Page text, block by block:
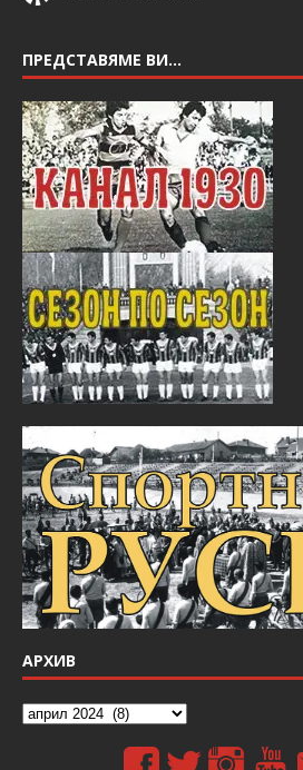
ПРЕДСТАВЯМЕ ВИ…
АРХИВ